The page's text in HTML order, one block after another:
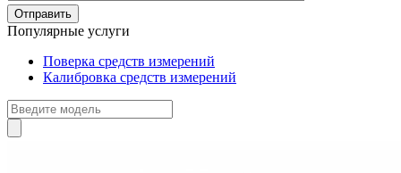
Популярные услуги
Поверка средств измерений
Калибровка средств измерений